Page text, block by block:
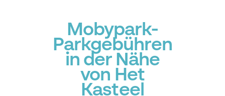
Mobypark-
Parkgebühren
in der Nähe
von Het
Kasteel